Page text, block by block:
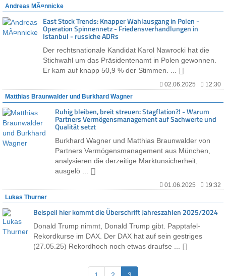
Andreas MÃ¤nnicke
East Stock Trends: Knapper Wahlausgang in Polen -
Operation Spinnennetz - Friedensverhandlungen in
Istanbul - russiche ADRs
Der rechtsnationale Kandidat Karol Nawrocki hat die
Stichwahl um das Präsidentenamt in Polen gewonnen.
Er kam auf knapp 50,9 % der Stimmen. ...
02.06.2025
12:30
Matthias Braunwalder und Burkhard Wagner
Ruhig bleiben, breit streuen: Stagflation?! - Warum
Partners Vermögensmanagement auf Sachwerte und
Qualität setzt
Burkhard Wagner und Matthias Braunwalder von
Partners Vermögensmanagement aus München,
analysieren die derzeitige Marktunsicherheit,
ausgelö ...
01.06.2025
19:32
Lukas Thurner
Beispeil hier kommt die Überschrift Jahreszahlen 2025/2024
Donald Trump nimmt, Donald Trump gibt. Papptafel-
Rekordkurse im DAX. Der DAX hat auf sein gestriges
(27.05.25) Rekordhoch noch etwas draufse ...